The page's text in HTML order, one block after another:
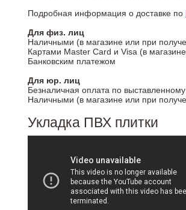
Подробная информация о доставке по
Для физ. лиц
Наличными (в магазине или при
Картами Master Card и Visa (в
Банковским платежом
Для юр. лиц
Безналичная оплата по
Наличными (в магазине или при
Укладка ПВХ плитки